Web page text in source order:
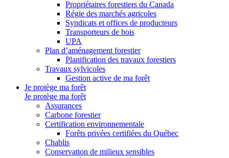
Propriétaires forestiers du Canada
Régie des marchés agricoles
Syndicats et offices de producteurs
Transporteurs de bois
UPA
Plan d’aménagement forestier
Planification des travaux forestiers
Travaux sylvicoles
Gestion active de ma forêt
Je protège ma forêt
Je protège ma forêt
Assurances
Carbone forestier
Certification environnementale
Forêts privées certifiées du Québec
Chablis
Conservation de milieux sensibles